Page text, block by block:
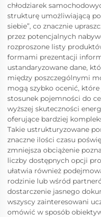
chłodziarek
strukturę umożliwiającą
siebie”, co znacznie
przez potencjalnych
rozproszone listy
formami prezentacji
ustandaryzowane dane,
między poszczególnymi
mogą szybko ocenić,
stosunek pojemności do
wyższej skuteczności
oferujące bardziej
Takie ustrukturyzowane
znaczne ilości czasu
zmniejsza obciążenie
liczby dostępnych opcji
ułatwia również
rodzinie lub wśród
dostarczenie jasnego
wszyscy zainteresowani
omówić w sposób